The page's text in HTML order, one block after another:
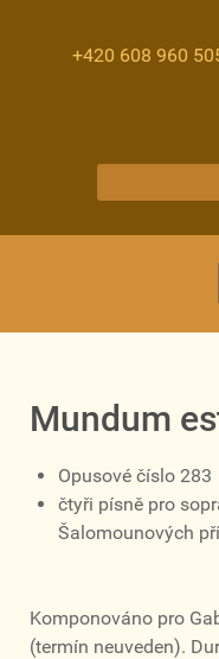
+420 608 960
Mundum
Opusové číslo 283
čtyři písně pro
Šalomounových
Komponováno pro
(termín neuveden).